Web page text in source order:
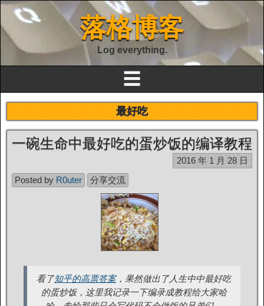
落格博客
Log everything.
☰
最好吃
一碗生命中最好吃的蛋炒饭的编译教程
2016 年 1 月 28 日
Posted by R0uter 分享交流
看了知乎的高票答案，果然做出了人生中中最好吃
的蛋炒饭，这里我记录一下编录成教程给大家哈